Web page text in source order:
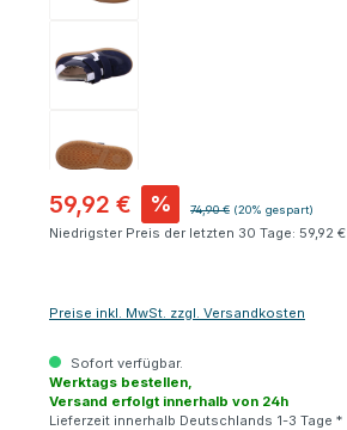
59,92 € % Regulärer Preis:
74,90 € (20% gespart)
Niedrigster Preis der letzten 30 Tage: 59,92 €
Preise inkl. MwSt. zzgl. Versandkosten
Sofort verfügbar.
Werktags bestellen,
Versand erfolgt innerhalb von 24h
Lieferzeit innerhalb Deutschlands 1-3 Tage *